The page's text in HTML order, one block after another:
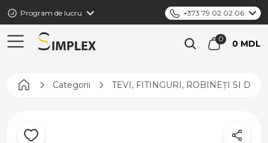
Program de lucru +373 79 02 02 06
0 MDL
Pagina principală
Categorii TEVI, FITINGURI, ROBINEȚI SI